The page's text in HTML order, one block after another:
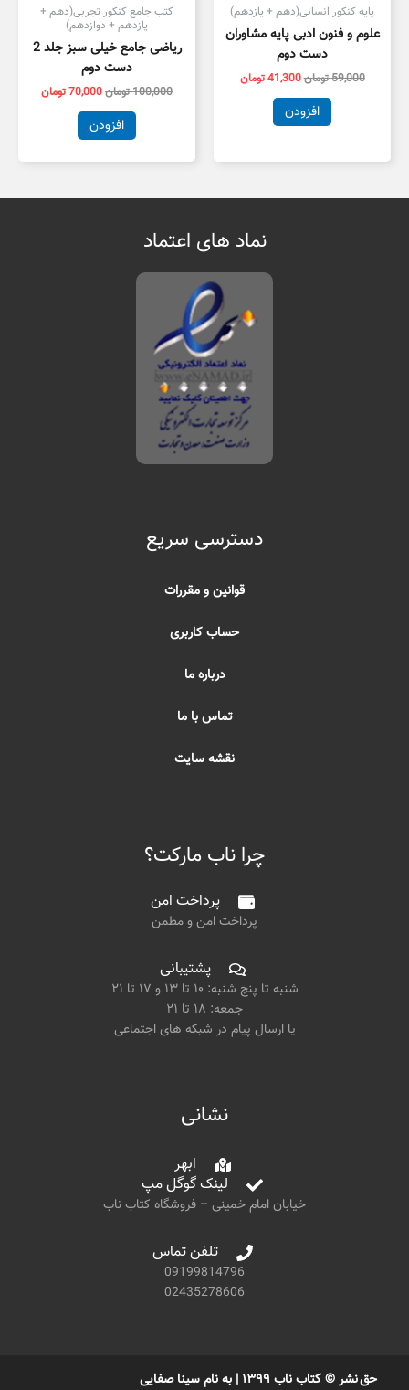
پایه کنکور انسانی(دهم + یازدهم)
علوم و فنون ادبی پایه مشاوران
دست دوم
59,000تومان41,300تومان
افزودن
کتب جامع کنکور تجربی(دهم +
یازدهم + دوازدهم)
ریاضی جامع خیلی سبز جلد 2
دست دوم
100,000تومان70,000تومان
افزودن
نماد های اعتماد
دسترسی سریع
قوانین و مقررات
حساب کاربری
درباره ما
تماس با ما
نقشه سایت
چرا ناب مارکت؟
پرداخت امن
پرداخت امن و مطمن
پشتیبانی
شنبه تا پنج شنبه: ۱۰ تا ۱۳ و ۱۷ تا ۲۱
جمعه: ۱۸ تا ۲۱
یا ارسال پیام در شبکه های اجتماعی
نشانی
ابهر
لینک گوگل مپ
خیابان امام خمینی – فروشگاه کتاب ناب
تلفن تماس
09199814796
02435278606
حق نشر © کتاب ناب ۱۳۹۹ | به نام سینا صفایی